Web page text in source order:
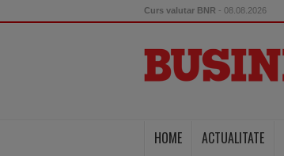
Curs valutar BNR - 08.08.2026
HOME ACTUALITATE